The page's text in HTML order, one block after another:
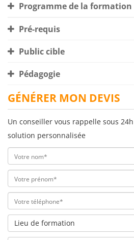
Programme de la formation
Pré-requis
Public cible
Pédagogie
GÉNÉRER MON DEVIS
Un conseiller vous rappelle sous
solution personnalisée
Lieu de formation